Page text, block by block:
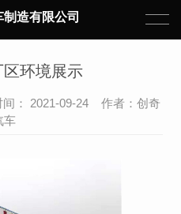
造有限公司
环境展示
： 2021-09-24 作者：创奇
车